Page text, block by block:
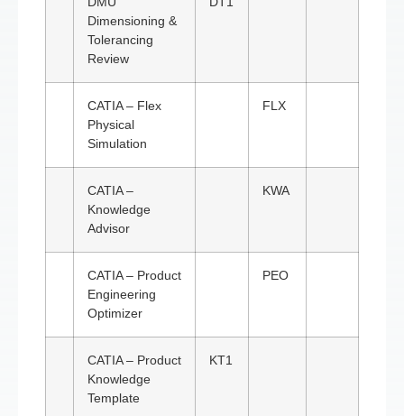
Dimensioning &
Tolerancing
Review
CATIA – Flex
Physical
Simulation
FLX
CATIA –
Knowledge
Advisor
KWA
CATIA – Product
Engineering
Optimizer
PEO
CATIA – Product
Knowledge
Template
KT1